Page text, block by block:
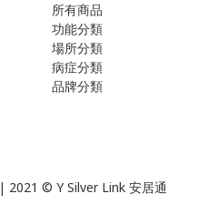
所有商品
功能分類
場所分類
病症分類
品牌分類
| 2021 © Y Silver Link 安居通